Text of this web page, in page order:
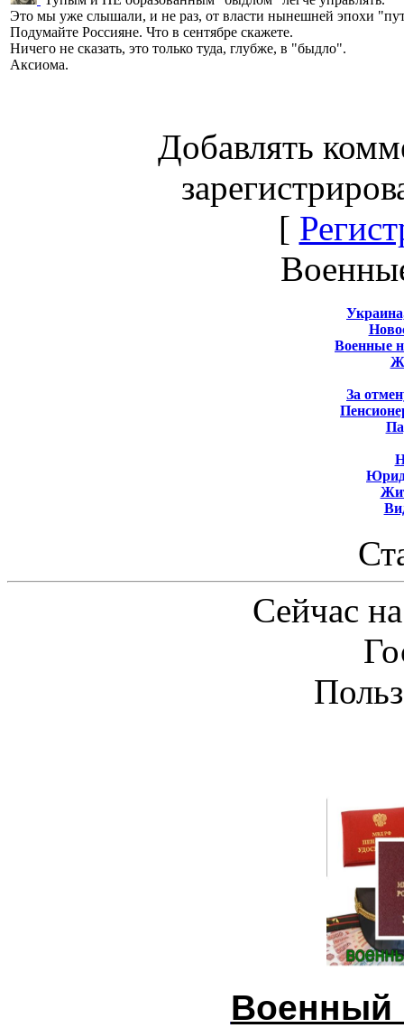
Это мы уже слышали, и не раз, от власти нынешней эпохи
Подумайте Россияне. Что в сентябре скажете.
Ничего не сказать, это только туда, глубже, в "быдло".
Аксиома.
Добавлять
[
Военные
За
Сейчас
Военный